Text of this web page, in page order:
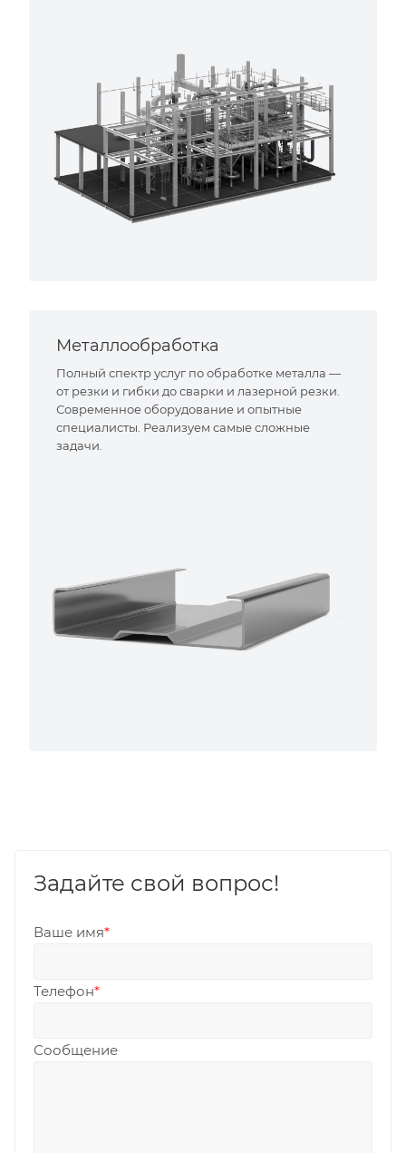
Металлообработка
Полный спектр услуг по обработке металла —
от резки и гибки до сварки и лазерной резки.
Современное оборудование и опытные
специалисты. Реализуем самые сложные
задачи.
Задайте свой вопрос!
Ваше имя*
Телефон*
Сообщение